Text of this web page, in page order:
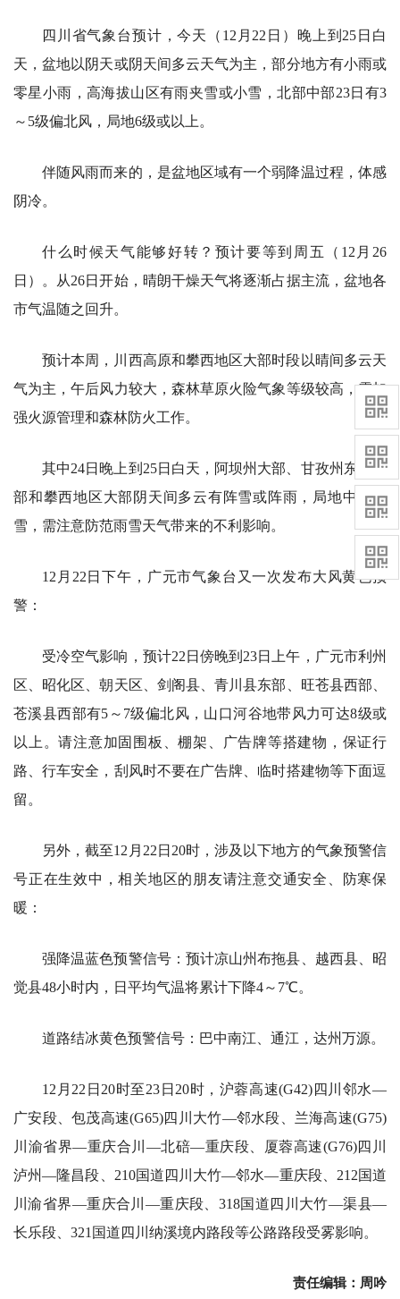
四川省气象台预计，今天（12月22日）晚上到25日白
天，盆地以阴天或阴天间多云天气为主，部分地方有小雨或
零星小雨，高海拔山区有雨夹雪或小雪，北部中部23日有3
～5级偏北风，局地6级或以上。
伴随风雨而来的，是盆地区域有一个弱降温过程，体感
阴冷。
什么时候天气能够好转？预计要等到周五（12月26
日）。从26日开始，晴朗干燥天气将逐渐占据主流，盆地各
市气温随之回升。
预计本周，川西高原和攀西地区大部时段以晴间多云天
气为主，午后风力较大，森林草原火险气象等级较高，需加
强火源管理和森林防火工作。
其中24日晚上到25日白天，阿坝州大部、甘孜州东部南
部和攀西地区大部阴天间多云有阵雪或阵雨，局地中到大
雪，需注意防范雨雪天气带来的不利影响。
12月22日下午，广元市气象台又一次发布大风黄色预
警：
受冷空气影响，预计22日傍晚到23日上午，广元市利州
区、昭化区、朝天区、剑阁县、青川县东部、旺苍县西部、
苍溪县西部有5～7级偏北风，山口河谷地带风力可达8级或
以上。请注意加固围板、棚架、广告牌等搭建物，保证行
路、行车安全，刮风时不要在广告牌、临时搭建物等下面逗
留。
另外，截至12月22日20时，涉及以下地方的气象预警信
号正在生效中，相关地区的朋友请注意交通安全、防寒保
暖：
强降温蓝色预警信号：预计凉山州布拖县、越西县、昭
觉县48小时内，日平均气温将累计下降4～7℃。
道路结冰黄色预警信号：巴中南江、通江，达州万源。
12月22日20时至23日20时，沪蓉高速(G42)四川邻水—
广安段、包茂高速(G65)四川大竹—邻水段、兰海高速(G75)
川渝省界—重庆合川—北碚—重庆段、厦蓉高速(G76)四川
泸州—隆昌段、210国道四川大竹—邻水—重庆段、212国道
川渝省界—重庆合川—重庆段、318国道四川大竹—渠县—
长乐段、321国道四川纳溪境内路段等公路路段受雾影响。
责任编辑：周吟